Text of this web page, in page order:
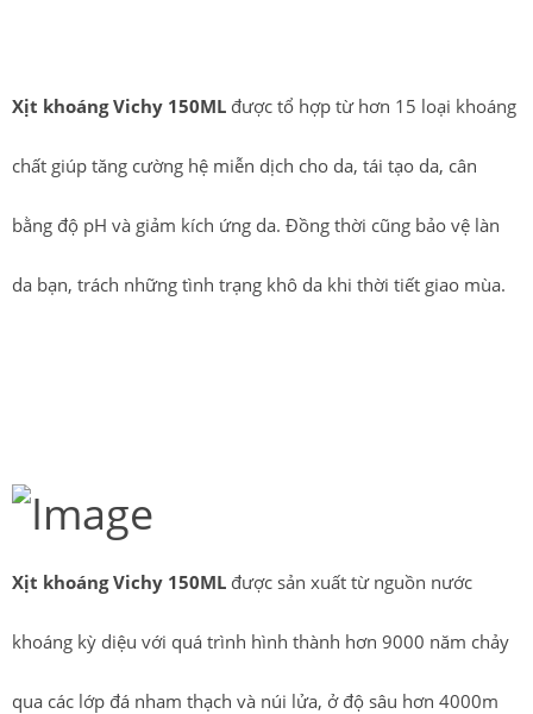
Xịt khoáng Vichy 150ML được tổ hợp từ hơn 15 loại khoáng
chất giúp tăng cường hệ miễn dịch cho da, tái tạo da, cân
bằng độ pH và giảm kích ứng da. Đồng thời cũng bảo vệ làn
da bạn, trách những tình trạng khô da khi thời tiết giao mùa.
Xịt khoáng Vichy 150ML được sản xuất từ nguồn nước
khoáng kỳ diệu với quá trình hình thành hơn 9000 năm chảy
qua các lớp đá nham thạch và núi lửa, ở độ sâu hơn 4000m